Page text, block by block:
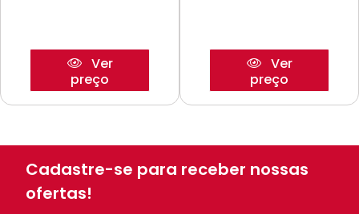
Ver
preço
Ver
preço
Cadastre-se para receber nossas
ofertas!